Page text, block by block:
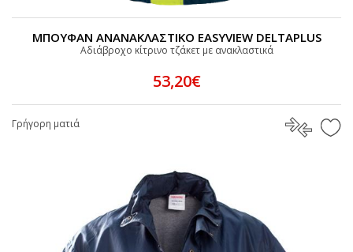
ΜΠΟΥΦΑΝ ΑΝΑΝΑΚΛΑΣΤΙΚΟ EASYVIEW DELTAPLUS
Αδιάβροχο κίτρινο τζάκετ με ανακλαστικά
53,20€
Γρήγορη ματιά